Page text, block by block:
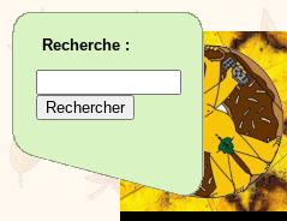
Recherche :